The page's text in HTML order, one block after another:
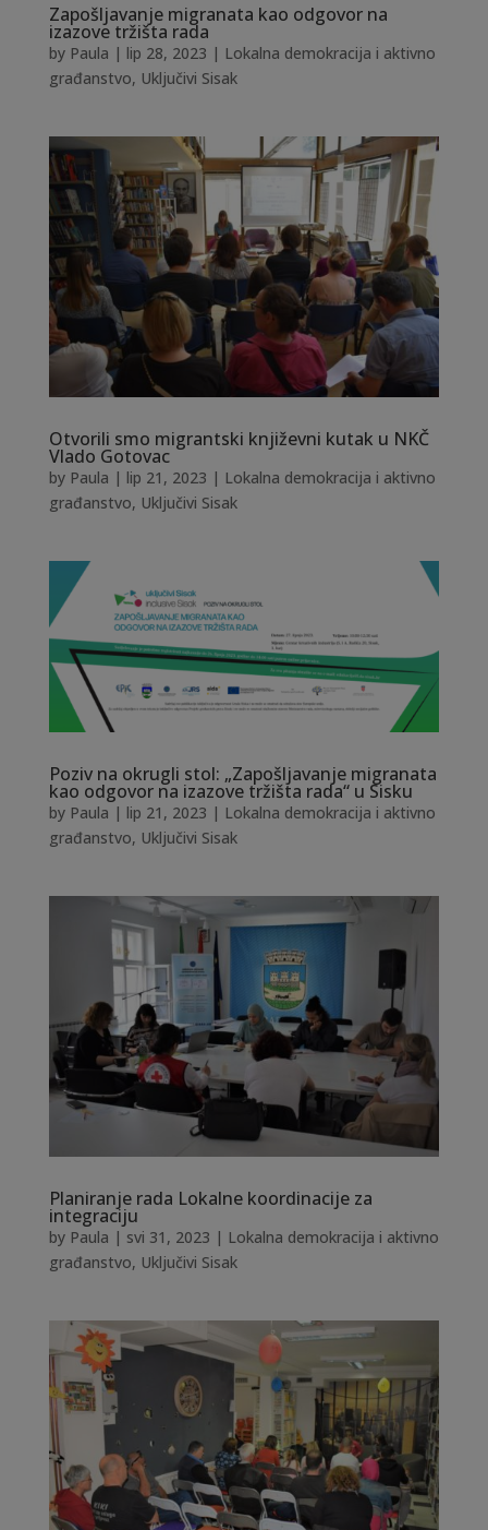
Zapošljavanje migranata kao odgovor na
izazove tržišta rada
by Paula | lip 28, 2023 | Lokalna demokracija i aktivno
građanstvo, Uključivi Sisak
Otvorili smo migrantski književni kutak u NKČ
Vlado Gotovac
by Paula | lip 21, 2023 | Lokalna demokracija i aktivno
građanstvo, Uključivi Sisak
Poziv na okrugli stol: „Zapošljavanje migranata
kao odgovor na izazove tržišta rada“ u Sisku
by Paula | lip 21, 2023 | Lokalna demokracija i aktivno
građanstvo, Uključivi Sisak
Planiranje rada Lokalne koordinacije za
integraciju
by Paula | svi 31, 2023 | Lokalna demokracija i aktivno
građanstvo, Uključivi Sisak